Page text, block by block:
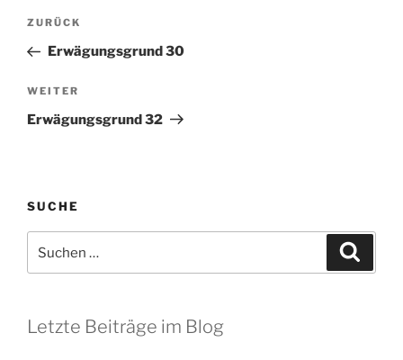
Beitragsnavigation
Vorheriger
Beitrag
ZURÜCK
Erwägungsgrund 30
Nächster
Beitrag
WEITER
Erwägungsgrund 32
SUCHE
nach:
Letzte Beiträge im Blog